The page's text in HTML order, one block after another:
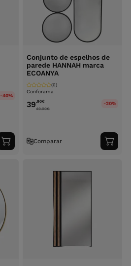
-40%
Adicionar
ao
Conjunto de espelhos de
parede HANNAH marca
ECOANYA
Conforama
(0)
39,90€
49.90€
-20%
Comparar
ao